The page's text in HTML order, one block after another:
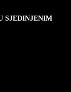
SJEDINJENIM